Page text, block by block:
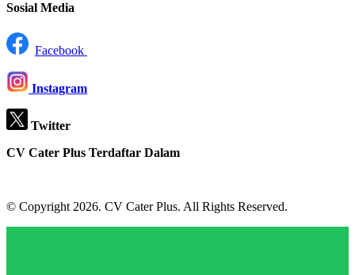
Sosial Media
Facebook
Instagram
Twitter
CV Cater Plus Terdaftar Dalam
© Copyright 2026. CV Cater Plus. All Rights Reserved.